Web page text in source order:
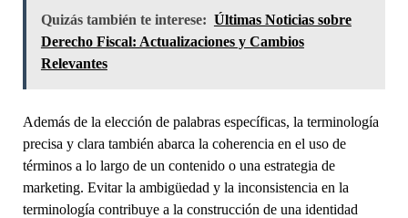
Quizás también te interese: Últimas Noticias sobre
Derecho Fiscal: Actualizaciones y Cambios
Relevantes
Además de la elección de palabras específicas, la terminología
precisa y clara también abarca la coherencia en el uso de
términos a lo largo de un contenido o una estrategia de
marketing. Evitar la ambigüedad y la inconsistencia en la
terminología contribuye a la construcción de una identidad